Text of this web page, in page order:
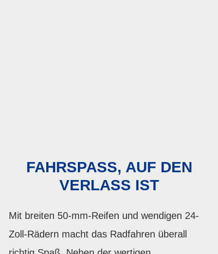
FAHRSPASS, AUF DEN V
ERLASS IST
Mit breiten 50-mm-Reifen und wendigen 24-
Zoll-Rädern macht das Radfahren überall